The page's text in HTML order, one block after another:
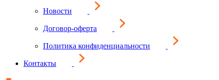
Новости
Договор-оферта
Политика конфиденциальности
Контакты